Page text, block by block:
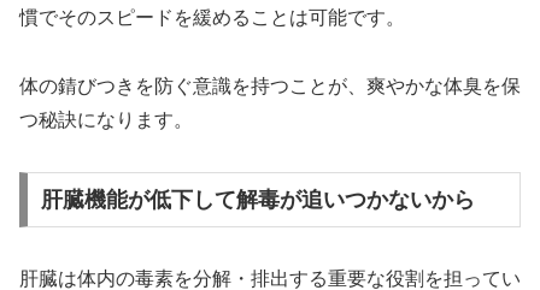
慣でそのスピードを緩めることは可能です。
体の錆びつきを防ぐ意識を持つことが、爽やかな体臭を保
つ秘訣になります。
肝臓機能が低下して解毒が追いつかないから
肝臓は体内の毒素を分解・排出する重要な役割を担ってい